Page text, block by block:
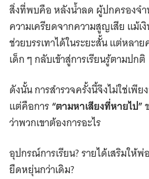
สิ่งที่พบคือ หลังน้ำลด ผู้ปกครองจ
ความเครียดจากความสูญเสีย แม้เ
ช่วยบรรเทาได้ในระยะสั้น แต่หลา
เด็ก ๆ กลับเข้าสู่การเรียนรู้ตามปกติ
ดังนั้น การสำรวจครั้งนี้จึงไม่ใช่เพี
แต่คือการ“ตามหาเสียงที่หายไป”
ว่าพวกเขาต้องการอะไร
อุปกรณ์การเรียน? รายได้เสริมให้
ยืดหยุ่นกว่าเดิม?